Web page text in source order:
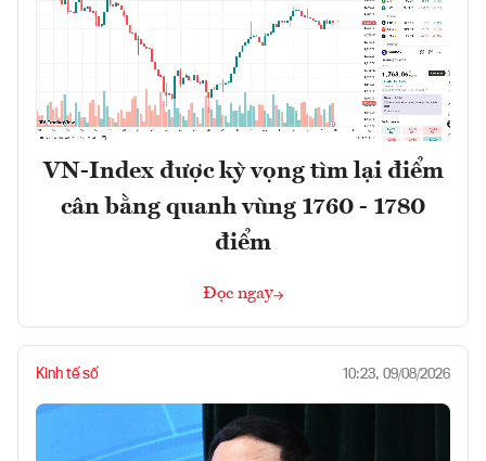
VN-Index được kỳ vọng tìm lại điểm
cân bằng quanh vùng 1760 - 1780
điểm
Đọc ngay
Kinh tế số 10:23, 09/08/2026